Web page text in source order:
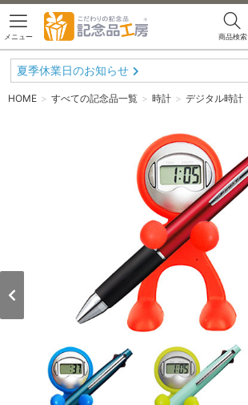
メニュー 商品検索
夏季休業日のお知らせ
HOME すべての記念品一覧 時計 デジタル時計